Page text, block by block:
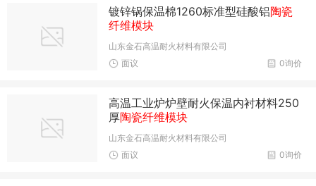
镀锌锅保温棉1260标准型硅酸铝陶瓷
纤维模块
山东金石高温耐火材料有限公司
0询价
面议
高温工业炉炉壁耐火保温内衬材料250
厚陶瓷纤维模块
山东金石高温耐火材料有限公司
0询价
面议